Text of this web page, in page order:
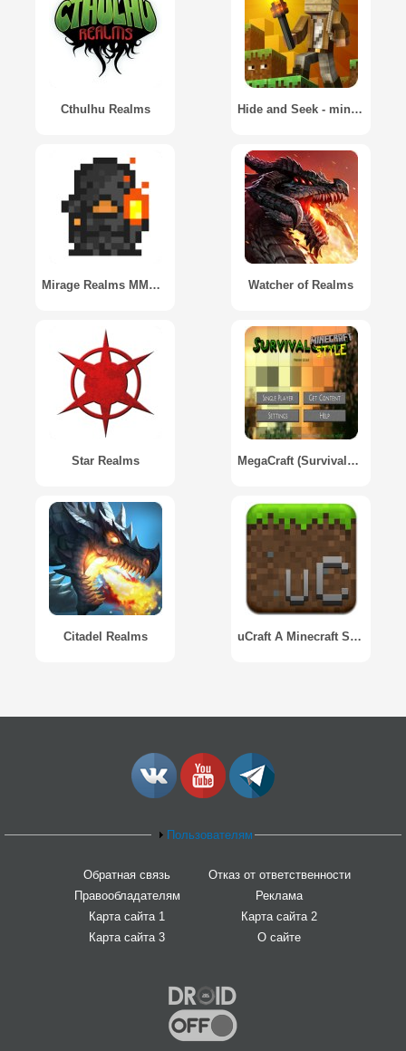
Cthulhu Realms Hide and Seek - minecraft style
Mirage Realms MMORPG Watcher of Realms
Star Realms MegaCraft (Survivalcraft Minecraft Style)
Citadel Realms uCraft A Minecraft Simulator
Пользователям
Обратная связь
Отказ от ответственности
Правообладателям
Реклама
Карта сайта 1
Карта сайта 2
Карта сайта 3
О сайте